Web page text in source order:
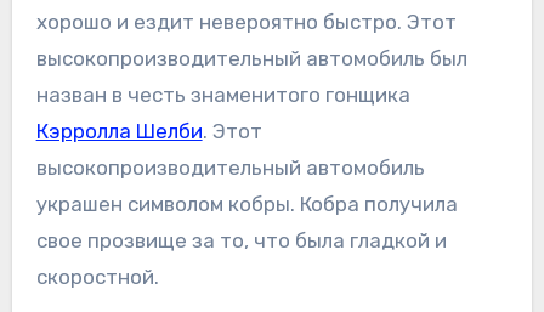
хорошо и ездит невероятно быстро. Этот
высокопроизводительный автомобиль был
назван в честь знаменитого гонщика
Кэрролла Шелби. Этот
высокопроизводительный автомобиль
украшен символом кобры. Кобра получила
свое прозвище за то, что была гладкой и
скоростной.